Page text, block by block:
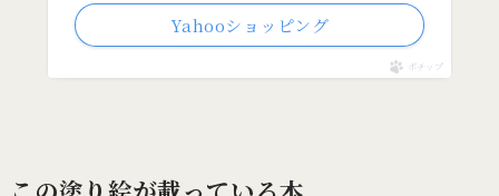
Yahooショッピング
ポチップ